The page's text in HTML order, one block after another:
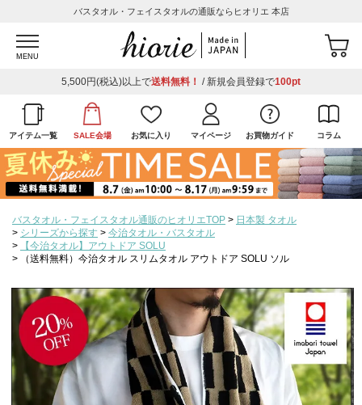
バスタオル・フェイスタオルの通販ならヒオリエ 本店
MENU
5,500円(税込)以上で送料無料！ / 新規会員登録で100pt
アイテム一覧 SALE会場 お気に入り マイページ お買物ガイド コラム
バスタオル・フェイスタオル通販のヒオリエTOP
日本製 タオル
シリーズから探す
今治タオル・バスタオル
【今治タオル】アウトドア SOLU
（送料無料）今治タオル スリムタオル アウトドア SOLU ソル